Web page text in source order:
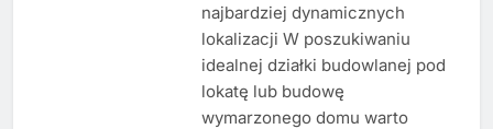
najbardziej dynamicznych
lokalizacji W poszukiwaniu
idealnej działki budowlanej pod
lokatę lub budowę
wymarzonego domu warto